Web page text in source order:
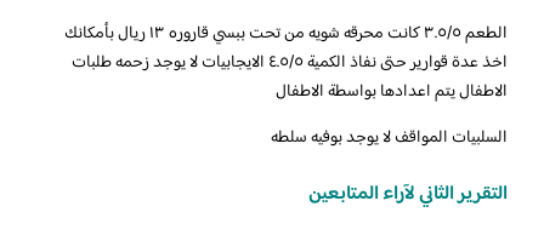
الطعم ٣.٥/٥ كانت محرقه شويه من تحت ببسي قاروره ١٣ ريال بأمكانك
اخذ عدة قوارير حتى نفاذ الكمية ٤.٥/٥ الايجابيات لا يوجد زحمه طلبات
الاطفال يتم اعدادها بواسطة الاطفال
السلبيات المواقف لا يوجد بوفيه سلطه
التقرير الثاني لآراء المتابعين